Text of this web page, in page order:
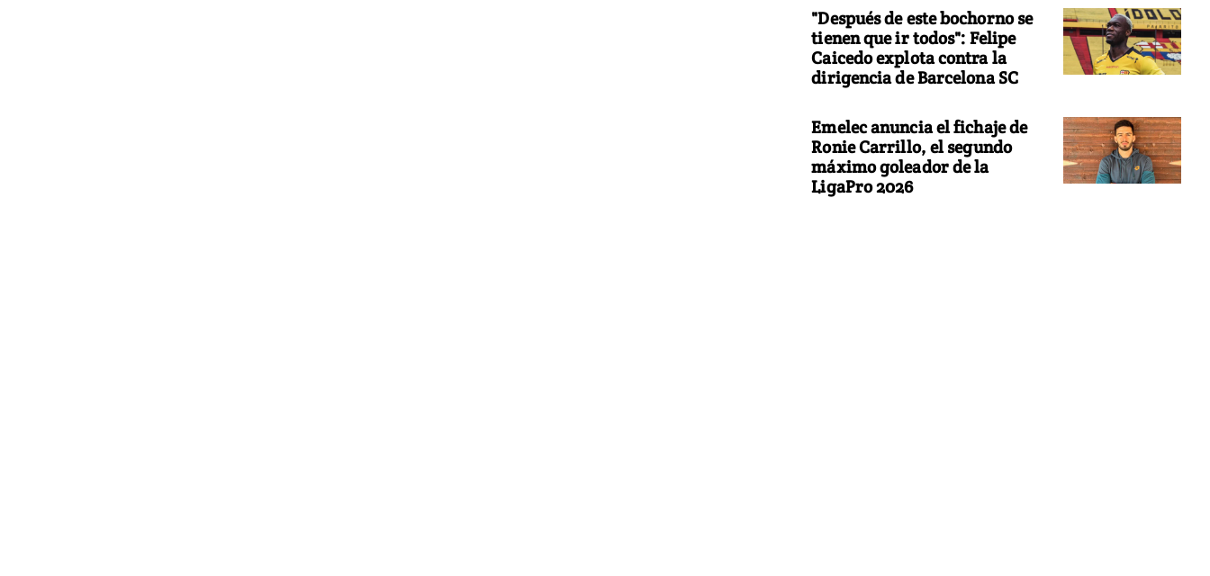
"Después de este bochorno se
tienen que ir todos": Felipe
Caicedo explota contra la
dirigencia de Barcelona SC
Emelec anuncia el fichaje de
Ronie Carrillo, el segundo
máximo goleador de la
LigaPro 2026